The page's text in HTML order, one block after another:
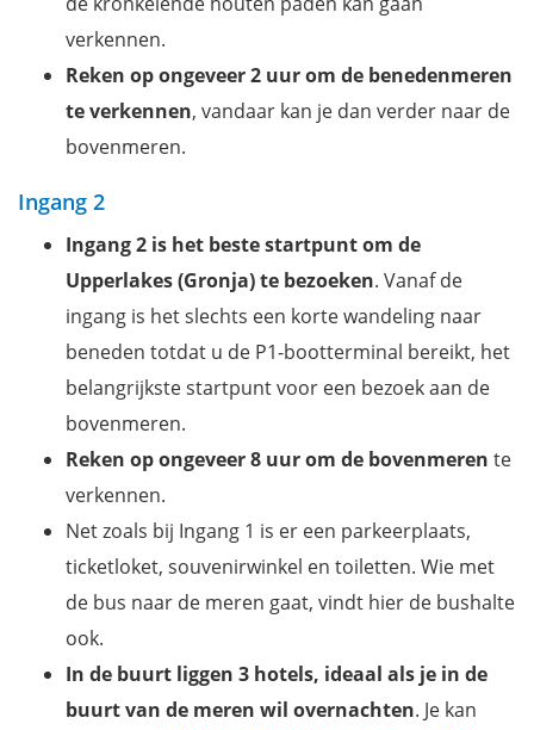
verkennen.
Reken op ongeveer 2 uur om de benedenmeren
te verkennen, vandaar kan je dan verder naar de
bovenmeren.
Ingang 2
Ingang 2 is het beste startpunt om de
Upperlakes (Gronja) te bezoeken. Vanaf de
ingang is het slechts een korte wandeling naar
beneden totdat u de P1-bootterminal bereikt, het
belangrijkste startpunt voor een bezoek aan de
bovenmeren.
Reken op ongeveer 8 uur om de bovenmeren te
verkennen.
Net zoals bij Ingang 1 is er een parkeerplaats,
ticketloket, souvenirwinkel en toiletten. Wie met
de bus naar de meren gaat, vindt hier de bushalte
ook.
In de buurt liggen 3 hotels, ideaal als je in de
buurt van de meren wil overnachten. Je kan